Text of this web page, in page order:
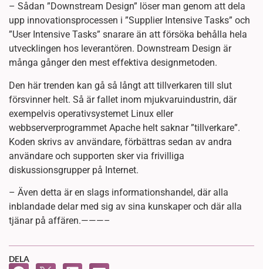
– Sådan ”Downstream Design” löser man genom att dela
upp innovationsprocessen i ”Supplier Intensive Tasks” och
”User Intensive Tasks” snarare än att försöka behålla hela
utvecklingen hos leverantören. Downstream Design är
många gånger den mest effektiva designmetoden.
Den här trenden kan gå så långt att tillverkaren till slut
försvinner helt. Så är fallet inom mjukvaruindustrin, där
exempelvis operativsystemet Linux eller
webbserverprogrammet Apache helt saknar ”tillverkare”.
Koden skrivs av användare, förbättras sedan av andra
användare och supporten sker via frivilliga
diskussionsgrupper på Internet.
– Även detta är en slags informationshandel, där alla
inblandade delar med sig av sina kunskaper och där alla
tjänar på affären.———–
DELA